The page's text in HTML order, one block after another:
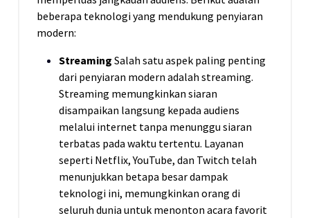
beberapa teknologi yang mendukung penyiaran
modern:
Streaming Salah satu aspek paling penting
dari penyiaran modern adalah streaming.
Streaming memungkinkan siaran
disampaikan langsung kepada audiens
melalui internet tanpa menunggu siaran
terbatas pada waktu tertentu. Layanan
seperti Netflix, YouTube, dan Twitch telah
menunjukkan betapa besar dampak
teknologi ini, memungkinkan orang di
seluruh dunia untuk menonton acara favorit